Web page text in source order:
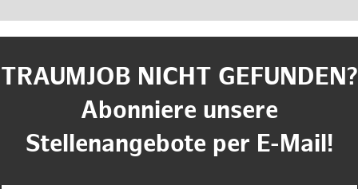
TRAUMJOB NICHT GEFUNDEN?
Abonniere unsere
Stellenangebote per E-Mail!